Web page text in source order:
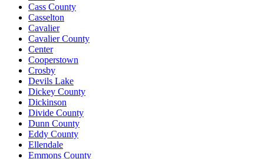
Cass County
Casselton
Cavalier
Cavalier County
Center
Cooperstown
Crosby
Devils Lake
Dickey County
Dickinson
Divide County
Dunn County
Eddy County
Ellendale
Emmons County